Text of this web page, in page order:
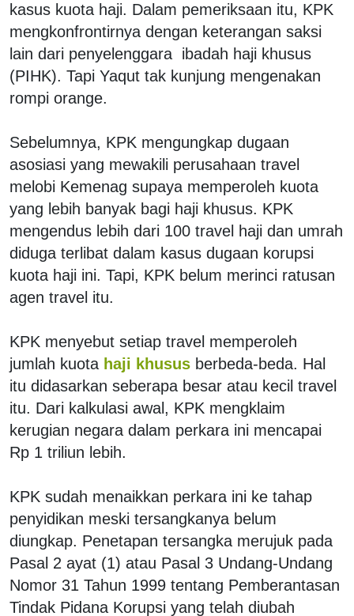
kasus kuota haji. Dalam pemeriksaan itu, KPK
mengkonfrontirnya dengan keterangan saksi
lain dari penyelenggara ibadah haji khusus
(PIHK). Tapi Yaqut tak kunjung mengenakan
rompi orange.
Sebelumnya, KPK mengungkap dugaan
asosiasi yang mewakili perusahaan travel
melobi Kemenag supaya memperoleh kuota
yang lebih banyak bagi haji khusus. KPK
mengendus lebih dari 100 travel haji dan umrah
diduga terlibat dalam kasus dugaan korupsi
kuota haji ini. Tapi, KPK belum merinci ratusan
agen travel itu.
KPK menyebut setiap travel memperoleh
jumlah kuota haji khusus berbeda-beda. Hal
itu didasarkan seberapa besar atau kecil travel
itu. Dari kalkulasi awal, KPK mengklaim
kerugian negara dalam perkara ini mencapai
Rp 1 triliun lebih.
KPK sudah menaikkan perkara ini ke tahap
penyidikan meski tersangkanya belum
diungkap. Penetapan tersangka merujuk pada
Pasal 2 ayat (1) atau Pasal 3 Undang-Undang
Nomor 31 Tahun 1999 tentang Pemberantasan
Tindak Pidana Korupsi yang telah diubah